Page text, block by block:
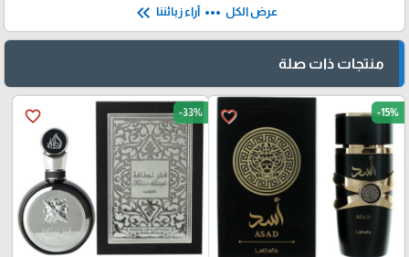
عرض الكل more_horiz آراء زبائننا keyboard_double_arrow_left
منتجات ذات صلة
favorite_border -15%
favorite_border -33%